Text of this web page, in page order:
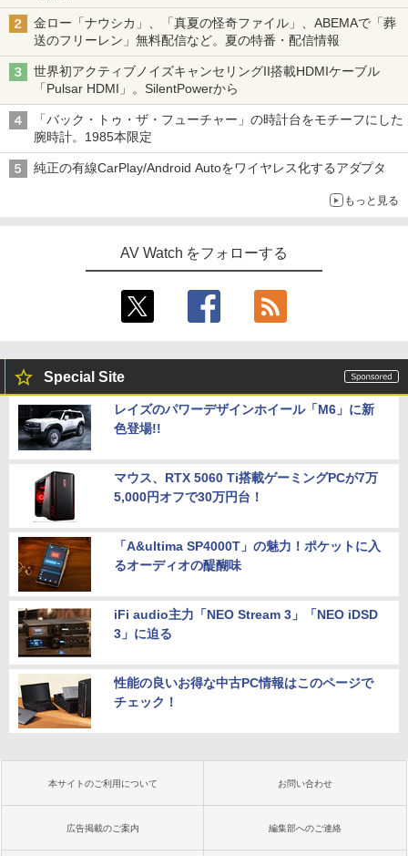
金ロー「ナウシカ」、「真夏の怪奇ファイル」、ABEMAで「葬
送のフリーレン」無料配信など。夏の特番・配信情報
世界初アクティブノイズキャンセリングII搭載HDMIケーブル
「Pulsar HDMI」。SilentPowerから
「バック・トゥ・ザ・フューチャー」の時計台をモチーフにした
腕時計。1985本限定
純正の有線CarPlay/Android Autoをワイヤレス化するアダプタ
もっと見る
AV Watch をフォローする
Special Site
レイズのパワーデザインホイール「M6」に新
色登場!!
マウス、RTX 5060 Ti搭載ゲーミングPCが7万
5,000円オフで30万円台！
「A&ultima SP4000T」の魅力！ポケットに入
るオーディオの醍醐味
iFi audio主力「NEO Stream 3」「NEO iDSD
3」に迫る
性能の良いお得な中古PC情報はこのページで
チェック！
本サイトのご利用について お問い合わせ
広告掲載のご案内 編集部へのご連絡